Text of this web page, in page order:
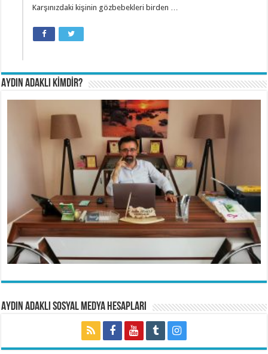
Karşınızdaki kişinin gözbebekleri birden …
AYDIN ADAKLI KİMDİR?
Aydın Adaklı Sosyal Medya Hesapları